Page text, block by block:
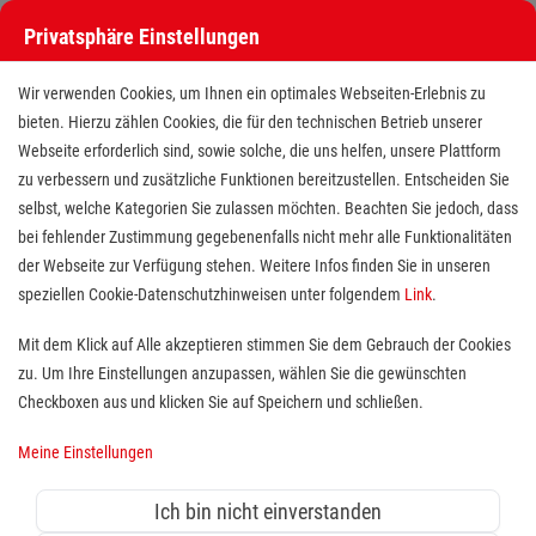
Nebenjob im Schulbegleitdienst -
für Studierende (m/w/d)
Standort(e):Landkreis Vechta, Landkreis
Du möchtest Dein Studium durch
Erfahrungen im sozialen Bereichergänzen? Als
Springer (m/w/d) in der Schulbegleitung
Privatsphäre Einstellungen
Wir verwenden Cookies, um Ihnen ein optimales Webseiten-Erlebnis zu
bieten. Hierzu zählen Cookies, die für den technischen Betrieb unserer
Webseite erforderlich sind, sowie solche, die uns helfen, unsere Plattform
zu verbessern und zusätzliche Funktionen bereitzustellen. Entscheiden Sie
selbst, welche Kategorien Sie zulassen möchten. Beachten Sie jedoch, dass
bei fehlender Zustimmung gegebenenfalls nicht mehr alle Funktionalitäten
der Webseite zur Verfügung stehen. Weitere Infos finden Sie in unseren
speziellen Cookie-Datenschutzhinweisen unter folgendem Link.
Mit dem Klick auf Alle akzeptieren stimmen Sie dem Gebrauch der Cookies
zu. Um Ihre Einstellungen anzupassen, wählen Sie die gewünschten
Checkboxen aus und klicken Sie auf Speichern und schließen.
Meine Einstellungen
Ich bin nicht einverstanden